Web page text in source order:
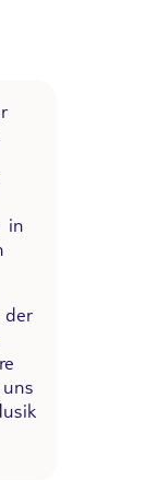
in
der